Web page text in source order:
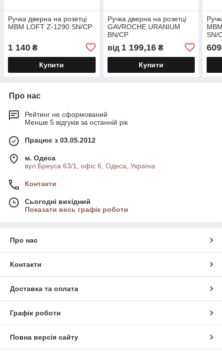
Ручка дверна на розетці
МВМ LOFT Z-1290 SN/CP
1 140 ₴
Купити
Ручка дверна на розетці
GAVROCHE URANIUM
BN/CP
від 1 199,16₴
Купити
МВМ
SN/
609
Про нас
Рейтинг не сформований
Менше 5 відгуків за останній рік
Працює з 03.05.2012
м. Одеса
вул.Бреуса 63/1, офіс 6, Одеса, Україна
Контакти
Сьогодні вихідний
Показати весь графік роботи
Про нас
Контакти
Доставка та оплата
Графік роботи
Повна версія сайту